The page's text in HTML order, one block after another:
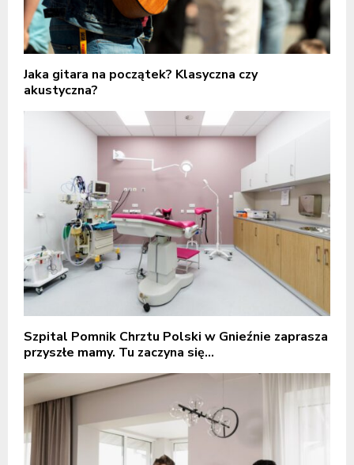
Jaka gitara na początek? Klasyczna czy
akustyczna?
Szpital Pomnik Chrztu Polski w Gnieźnie zaprasza
przyszłe mamy. Tu zaczyna się...